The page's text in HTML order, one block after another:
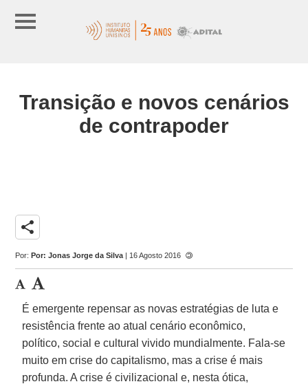
Transição e novos cenários
de contrapoder
share
Por:Por: Jonas Jorge da Silva | 16 Agosto 2016
É emergente repensar as novas estratégias de luta e
resistência frente ao atual cenário econômico,
político, social e cultural vivido mundialmente. Fala-se
muito em crise do capitalismo, mas a crise é mais
profunda. A crise é civilizacional e, nesta ótica,